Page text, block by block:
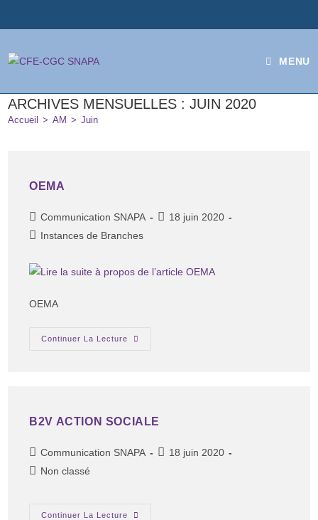
MENU
ARCHIVES MENSUELLES : JUIN 2020
Accueil > AM > Juin
OEMA
Communication SNAPA
18 juin 2020
Instances de Branches
OEMA
Continuer La Lecture
B2V ACTION SOCIALE
Communication SNAPA
18 juin 2020
Non classé
Continuer La Lecture